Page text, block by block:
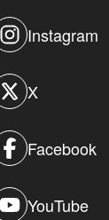
ガラス張りのフ
Instagram
X
Facebook
YouTube